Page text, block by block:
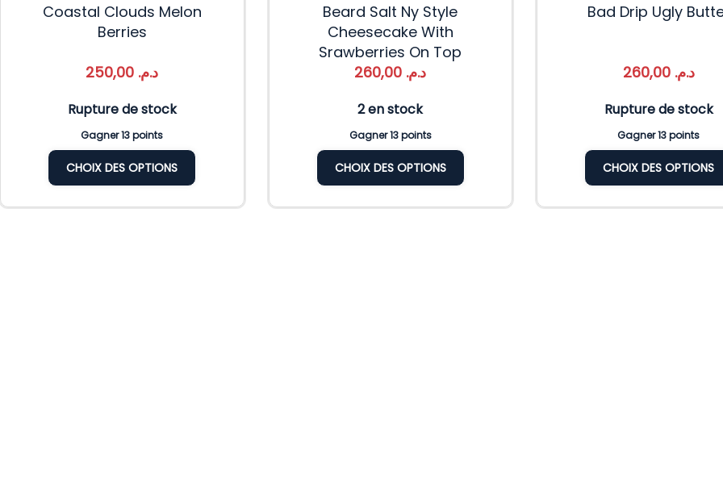
Coastal Clouds Melon
Berries
د.م.
Rupture de stock
Gagner 13 points
CHOIX DES OPTIONS
Beard Salt Ny Style
Cheesecake With
Srawberries On Top
د.م.
2 en stock
Gagner 13 points
CHOIX DES OPTIONS
Bad Drip Ugly
د.م. 260,00
Rupture de stock
Gagner 13 points
CHOIX DES OPTIONS